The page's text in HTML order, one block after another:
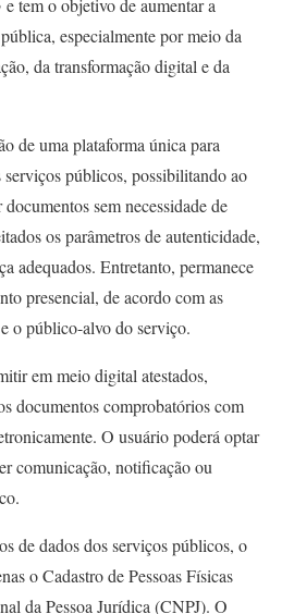
e tem o objetivo de aumentar a
especialmente por meio da
da transformação digital e da
de uma plataforma única para
serviços públicos, possibilitando ao
sem necessidade de
os parâmetros de autenticidade,
adequados. Entretanto, permanece
presencial, de acordo com as
o público-alvo do serviço.
em meio digital atestados,
documentos comprobatórios com
O usuário poderá optar
comunicação, notificação ou
de dados dos serviços públicos, o
o Cadastro de Pessoas Físicas
da Pessoa Jurídica (CNPJ). O